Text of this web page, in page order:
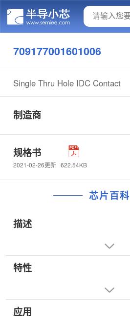
709177001601006
Single Thru Hole IDC Contact
制造商
规格书
2021-02-26更新 622.54KB
芯片百科
描述
特性
应用